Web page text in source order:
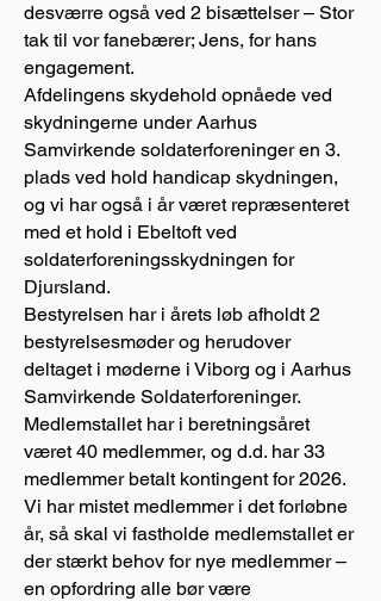
desværre også ved 2 bisættelser – Stor
tak til vor fanebærer; Jens, for hans
engagement.
Afdelingens skydehold opnåede ved
skydningerne under Aarhus
Samvirkende soldaterforeninger en 3.
plads ved hold handicap skydningen,
og vi har også i år været repræsenteret
med et hold i Ebeltoft ved
soldaterforeningsskydningen for
Djursland.
Bestyrelsen har i årets løb afholdt 2
bestyrelsesmøder og herudover
deltaget i møderne i Viborg og i Aarhus
Samvirkende Soldaterforeninger.
Medlemstallet har i beretningsåret
været 40 medlemmer, og d.d. har 33
medlemmer betalt kontingent for 2026.
Vi har mistet medlemmer i det forløbne
år, så skal vi fastholde medlemstallet er
der stærkt behov for nye medlemmer –
en opfordring alle bør være